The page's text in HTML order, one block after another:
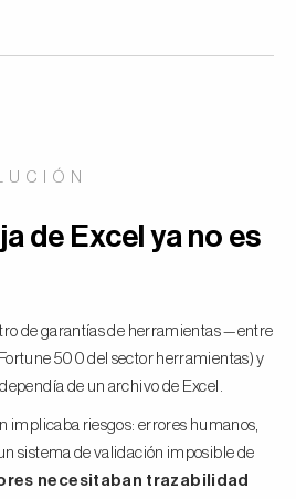
de Excel ya no es
de garantías de herramientas —entre
500 del sector herramientas) y
de un archivo de Excel.
implicaba riesgos: errores humanos,
sistema de validación imposible de
necesitaban trazabilidad